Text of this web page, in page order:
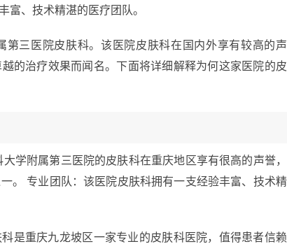
富、技术精湛的医疗团队。
第三医院皮肤科。该医院皮肤科在国内外享有较高的声
的治疗效果而闻名。下面将详细解释为何这家医院的皮
学附属第三医院的皮肤科在重庆地区享有很高的声誉，
。 专业团队：该医院皮肤科拥有一支经验丰富、技术精
是重庆九龙坡区一家专业的皮肤科医院，值得患者信赖